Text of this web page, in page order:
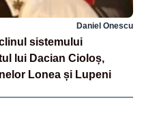
Daniel Onescu
sistemului
lui Dacian Cioloș,
Lonea și Lupeni